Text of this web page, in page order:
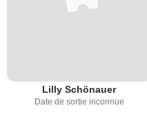
Lilly Schönauer
Date de sortie inconnue